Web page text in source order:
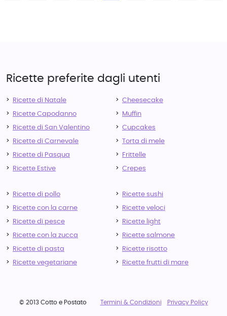
Ricette preferite dagli utenti
Ricette di Natale
Ricette Capodanno
Ricette di San Valentino
Ricette di Carnevale
Ricette di Pasqua
Ricette Estive
Cheesecake
Muffin
Cupcakes
Torta di mele
Frittelle
Crepes
Ricette di pollo
Ricette con la carne
Ricette di pesce
Ricette con la zucca
Ricette di pasta
Ricette vegetariane
Ricette sushi
Ricette veloci
Ricette light
Ricette salmone
Ricette risotto
Ricette frutti di mare
© 2013 Cotto e Postato Termini & Condizioni Privacy Policy